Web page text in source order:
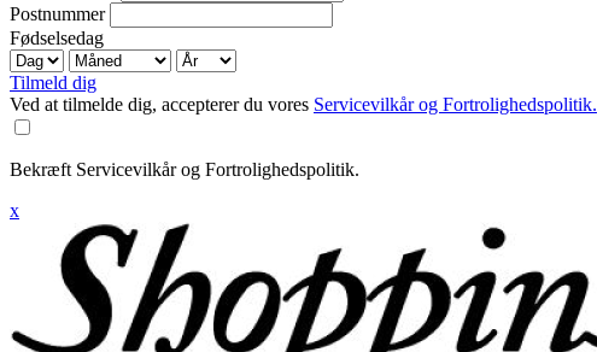
Postnummer
Fødselsedag
Tilmeld dig
Ved at tilmelde dig, accepterer du vores Servicevilkår og Fortrolighedspolitik.
Bekræft Servicevilkår og Fortrolighedspolitik.
x